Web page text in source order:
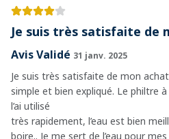
Je suis très satisfaite de
Avis Validé 31 janv. 2025
Je suis très satisfaite de mon
simple et bien expliqué. Le philtre
l’ai utilisé
très rapidement, l’eau est bien
boire.. Je me sert de l’eau pour